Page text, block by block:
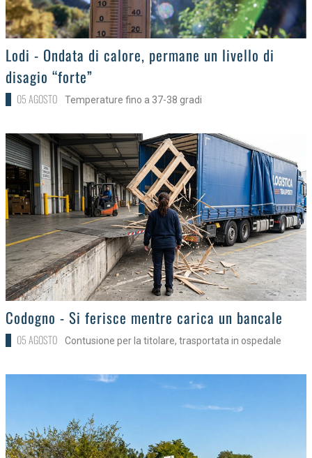
>Lodi - Ondata di calore, permane un livello di
disagio “forte”
05 AGOSTO Temperature fino a 37-38 gradi
>
Codogno - Si ferisce mentre carica un bancale
05 AGOSTO Contusione per la titolare, trasportata in ospedale